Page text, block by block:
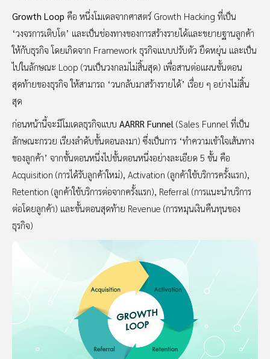
Growth Loop คือ หนึ่งโมเดลจากศาสตร์ Growth Hacking ที่เป็น
‘วงจรการเติบโต’ และเป็นช่องทางของการสร้างรายได้และขยายฐานลูกค้า
ให้กับธุรกิจ โดยเกิดจาก Framework ธุรกิจแบบปรับตัว ยืดหยุ่น และเป็น
ไปในลักษณะ Loop (วนเป็นวงกลมไม่สิ้นสุด) เพื่อสานต่อแผนขั้นตอน
สุดท้ายของธุรกิจ ให้สามารถ ‘วนกลับมาสร้างรายได้’ เรื่อย ๆ อย่างไม่สิ้น
สุด
ก่อนหน้านี้จะมีโมเดลธุรกิจแบบ AARRR Funnel (Sales Funnel ที่เป็น
ลักษณะกรวย เรียงลำดับขั้นตอนลงมา) ซึ่งเป็นการ ‘ทำความเข้าใจเส้นทาง
ของลูกค้า’ จากขั้นตอนหนึ่งไปขั้นตอนหนึ่งอย่างละเอียด 5 ขั้น คือ
Acquisition (การได้รับลูกค้าใหม่), Activation (ลูกค้าใช้บริการครั้งแรก),
Retention (ลูกค้าใช้บริการต่อจากครั้งแรก), Referral (การแนะนำบริการ
ต่อโดยลูกค้า) และขั้นตอนสุดท้าย Revenue (การหมุนเงินคืนทุนของ
ธุรกิจ)